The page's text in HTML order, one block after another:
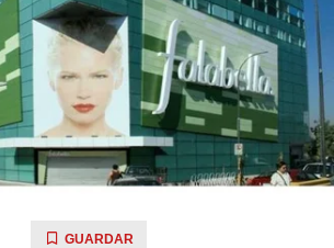
GUARDAR